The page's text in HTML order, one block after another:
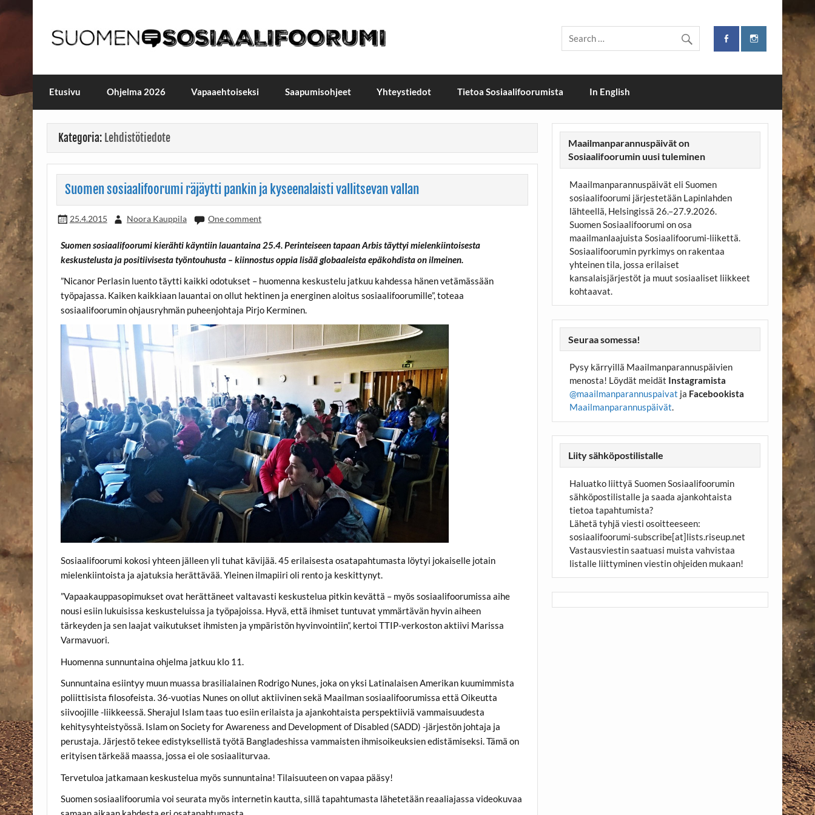
to
Maailmanparannuspäivät / Suomen Sosiaalifoorumi
Maailmanparannuspäivät Lapinlahden Lähteellä, Helsingissä 26.–27.9.2026
Etusivu Ohjelma 2026 Vapaaehtoiseksi Saapumisohjeet Yhteystiedot Tietoa Sosiaalifoorumista In English
Kategoria: Lehdistötiedote
Suomen sosiaalifoorumi räjäytti pankin ja kyseenalaisti vallitsevan vallan
25.4.2015 Noora Kauppila One comment
Suomen sosiaalifoorumi kierähti käyntiin lauantaina 25.4. Perinteiseen tapaan Arbis täyttyi mielenkiintoisesta
keskustelusta ja positiivisesta työntouhusta – kiinnostus oppia lisää globaaleista epäkohdista on ilmeinen.
”Nicanor Perlasin luento täytti kaikki odotukset – huomenna keskustelu jatkuu kahdessa hänen vetämässään
työpajassa. Kaiken kaikkiaan lauantai on ollut hektinen ja energinen aloitus sosiaalifoorumille”, toteaa
sosiaalifoorumin ohjausryhmän puheenjohtaja Pirjo Kerminen.
Sosiaalifoorumi kokosi yhteen jälleen yli tuhat kävijää. 45 erilaisesta osatapahtumasta löytyi jokaiselle jotain
mielenkiintoista ja ajatuksia herättävää. Yleinen ilmapiiri oli rento ja keskittynyt.
”Vapaakauppasopimukset ovat herättäneet valtavasti keskustelua pitkin kevättä – myös sosiaalifoorumissa aihe
nousi esiin lukuisissa keskusteluissa ja työpajoissa. Hyvä, että ihmiset tuntuvat ymmärtävän hyvin aiheen
tärkeyden ja sen laajat vaikutukset ihmisten ja ympäristön hyvinvointiin”, kertoi TTIP-verkoston aktiivi Marissa
Varmavuori.
Huomenna sunnuntaina ohjelma jatkuu klo 11.
Sunnuntaina esiintyy muun muassa brasilialainen Rodrigo Nunes, joka on yksi Latinalaisen Amerikan kuumimmista
poliittisista filosofeista. 36-vuotias Nunes on ollut aktiivinen sekä Maailman sosiaalifoorumissa että Oikeutta
siivoojille -liikkeessä. Sherajul Islam taas tuo esiin erilaista ja ajankohtaista perspektiiviä vammaisuudesta
kehitysyhteistyössä. Islam on Society for Awareness and Development of Disabled (SADD) -järjestön johtaja ja
perustaja. Järjestö tekee edistyksellistä työtä Bangladeshissa vammaisten ihmisoikeuksien edistämiseksi. Tämä on
erityisen tärkeää maassa, jossa ei ole sosiaaliturvaa.
Tervetuloa jatkamaan keskustelua myös sunnuntaina! Tilaisuuteen on vapaa pääsy!
Suomen sosiaalifoorumia voi seurata myös internetin kautta, sillä tapahtumasta lähetetään reaaliajassa videokuvaa
Maailmanparannuspäivät on
Sosiaalifoorumin uusi tuleminen
Maailmanparannuspäivät eli Suomen
sosiaalifoorumi järjestetään Lapinlahden
lähteellä, Helsingissä 26.–27.9.2026.
Suomen Sosiaalifoorumi on osa
maailmanlaajuista Sosiaalifoorumi-liikettä.
Sosiaalifoorumin pyrkimys on rakentaa
yhteinen tila, jossa erilaiset
kansalaisjärjestöt ja muut sosiaaliset liikkeet
kohtaavat.
Seuraa somessa!
Pysy kärryillä Maailmanparannuspäivien
menosta! Löydät meidät Instagramista
@maailmanparannuspaivat ja Facebookista
Maailmanparannuspäivät.
Liity sähköpostilistalle
Haluatko liittyä Suomen Sosiaalifoorumin
sähköpostilistalle ja saada ajankohtaista
tietoa tapahtumista?
Lähetä tyhjä viesti osoitteeseen:
sosiaalifoorumi-subscribe[at]lists.riseup.net
Vastausviestin saatuasi muista vahvistaa
listalle liittyminen viestin ohjeiden mukaan!